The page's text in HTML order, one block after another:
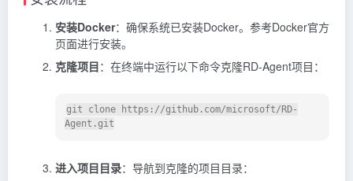
安装Docker：确保系统已安装Docker。参考Docker官方
页面进行安装。
克隆项目：在终端中运行以下命令克隆RD-Agent项目：
git clone https://github.com/microsoft/RD-
进入项目目录：导航到克隆的项目目录：